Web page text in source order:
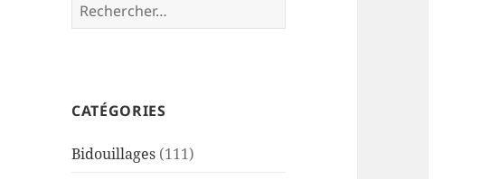
CATÉGORIES
Bidouillages (111)